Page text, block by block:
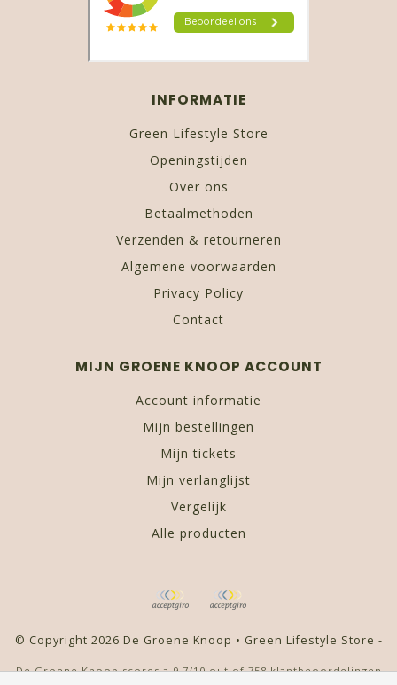
INFORMATIE
Green Lifestyle Store
Openingstijden
Over ons
Betaalmethoden
Verzenden & retourneren
Algemene voorwaarden
Privacy Policy
Contact
MIJN GROENE KNOOP ACCOUNT
Account informatie
Mijn bestellingen
Mijn tickets
Mijn verlanglijst
Vergelijk
Alle producten
© Copyright 2026 De Groene Knoop • Green Lifestyle Store -
De Groene Knoop scores a 9,7/10out of758klantbeoordelingen